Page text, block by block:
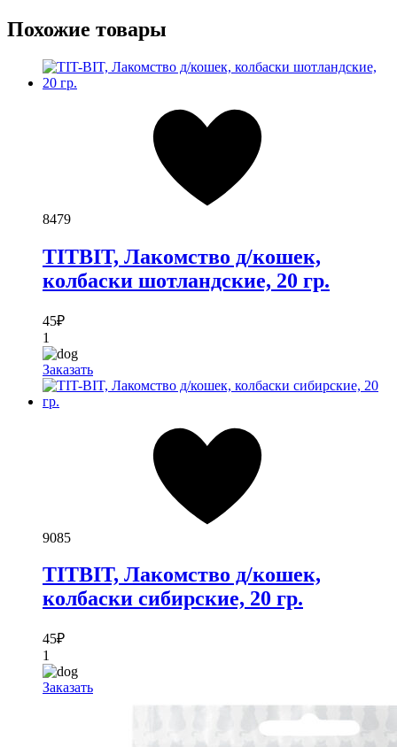
Похожие товары
8479
TITBIT, Лакомство д/кошек,
колбаски шотландские, 20 гр.
45₽
1
Заказать
9085
TITBIT, Лакомство д/кошек,
колбаски сибирские, 20 гр.
45₽
1
Заказать